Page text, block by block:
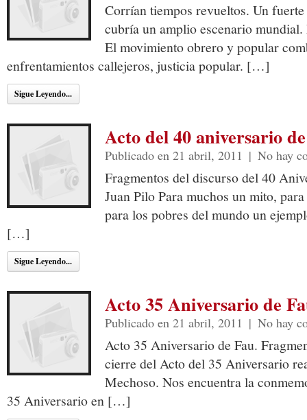
Corrían tiempos revueltos. Un
cubría un amplio escenario
El movimiento obrero y popular
enfrentamientos callejeros, justicia popular. […]
Sigue Leyendo...
Acto del 40 aniversario
Publicado en 21 abril, 2011 | No hay
Fragmentos del discurso del 40
Juan Pilo Para muchos un mito,
para los pobres del mundo un
[…]
Sigue Leyendo...
Acto 35 Aniversario de
Publicado en 21 abril, 2011 | No hay
Acto 35 Aniversario de Fau.
cierre del Acto del 35 Aniversario
Mechoso. Nos encuentra la
35 Aniversario en […]